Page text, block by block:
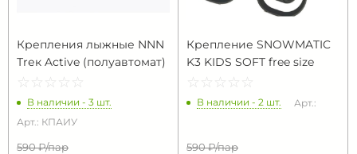
Крепления лыжные NNN
Тrек Active (полуавтомат)
☆ ☆ ☆ ☆ ☆
★ ★ ★ ★ ★
В наличии - 3 шт.
Арт.: КПАИУ
590 ₽/пар
Крепление SNOWMATIC
K3 KIDS SOFT free size
☆ ☆ ☆ ☆ ☆
★ ★ ★ ★ ★
В наличии - 2 шт. Арт.:
590 ₽/пар